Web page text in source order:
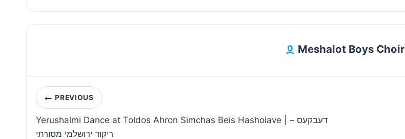
Meshalot Boys Choir
Post
navigation
PREVIOUS
Yerushalmi Dance at Toldos Ahron Simchas Beis Hashoiave | דעבקעס –
ריקוד ירושלמי מסורתי